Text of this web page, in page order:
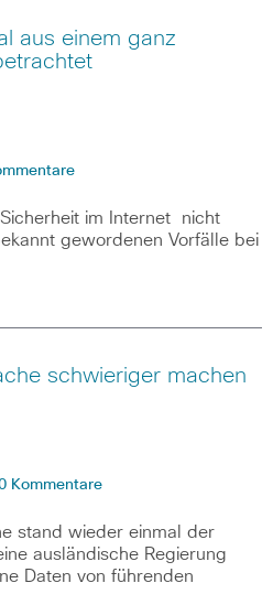
aus einem ganz
im Internet nicht
gewordenen Vorfälle bei
schwieriger machen
Kommentare
stand wieder einmal der
ausländische Regierung
Daten von führenden